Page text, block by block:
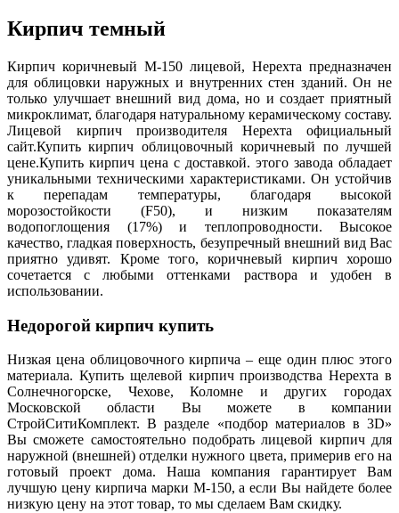
Кирпич темный
Кирпич коричневый М-150 лицевой, Нерехта предназначен
для облицовки наружных и внутренних стен зданий. Он не
только улучшает внешний вид дома, но и создает приятный
микроклимат, благодаря натуральному керамическому составу.
Лицевой кирпич производителя Нерехта официальный
сайт.Купить кирпич облицовочный коричневый по лучшей
цене.Купить кирпич цена с доставкой. этого завода обладает
уникальными техническими характеристиками. Он устойчив
к перепадам температуры, благодаря высокой
морозостойкости (F50), и низким показателям
водопоглощения (17%) и теплопроводности. Высокое
качество, гладкая поверхность, безупречный внешний вид Вас
приятно удивят. Кроме того, коричневый кирпич хорошо
сочетается с любыми оттенками раствора и удобен в
использовании.
Недорогой кирпич купить
Низкая цена облицовочного кирпича – еще один плюс этого
материала. Купить щелевой кирпич производства Нерехта в
Солнечногорске, Чехове, Коломне и других городах
Московской области Вы можете в компании
СтройСитиКомплект. В разделе «подбор материалов в 3D»
Вы сможете самостоятельно подобрать лицевой кирпич для
наружной (внешней) отделки нужного цвета, примерив его на
готовый проект дома. Наша компания гарантирует Вам
лучшую цену кирпича марки М-150, а если Вы найдете более
низкую цену на этот товар, то мы сделаем Вам скидку.